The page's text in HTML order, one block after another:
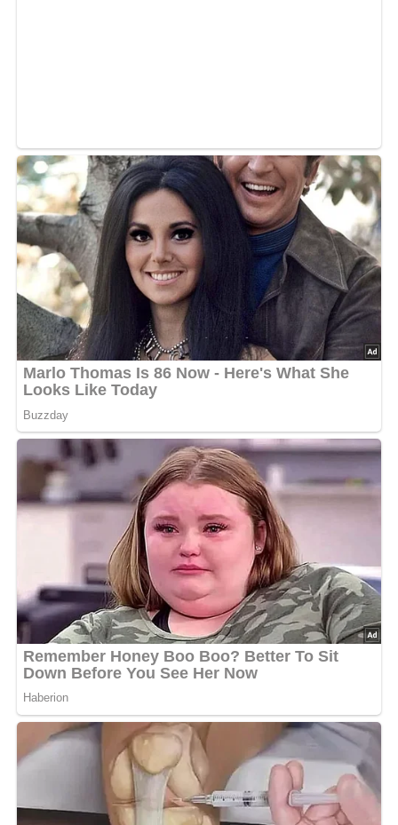
Butter-Gemisch rundum anbraten, bis das Fleisch eine
schöne Farbe genommen hat. Brüste aus der Pfanne
nehmen, in Alufolie einwickeln und an einem warmen Ort
ruhen lassen. Karotten-, Sellerie- und Zwiebelwürfel – in
dieser Reihenfolge – in der restlichen Butter im
Bratensatz langsam anrösten, eine Prise Zucker zugeben
und leicht karamellisieren lassen. Mit Rotwein ablöschen,
einen Schuss Brombeerlikör zugeben und auf die Hälfte
einkochen lassen. Geflügelglace und Obers zugeben,
weitere 5 Minuten einkochen lassen, das Gemüse leicht
würzen und die Taubenbrüste samt dem ausgetretenen
Fleischsaft dazugeben. Das Fleisch etwa 10 Minuten
schmoren lassen – die Brüste sollten innen noch schön
rosa sein! Während die Brüste schmoren, die fertig
gegarten Kartoffeln aus dem Rohr nehmen, aus der Folie
wickeln, aushöhlen, das Innere mit einer Kartoffelpresse
passieren, mit den gehackten Kräuter und der Crème
fraîche vermischen, mit Salz und Muskatnuss
abschmecken und wieder zurück in die Schale füllen. Mit
frisch geriebenem Parmesan bestreuen und im Rohr bei
starker Oberhitze kurz überbacken. Anrichten:
Taubenbrüste aus der Sauce nehmen und vor dem
Tranchieren etwas rasten lassen. Rotweingemüse noch
einmal abschmecken, auf vorgewärmten Tellern verteilen,
aufgeschnittene Taubenbrüste darauf setzen und mit
Sellerieblättern garnieren. Gebackene Kartoffeln apart
servieren. Anmerkung: Wenn Sie die Keulen
mitverwenden, dann sollten Sie berücksichtigen, dass
diese eine längere Garzeit haben als die Brüste!